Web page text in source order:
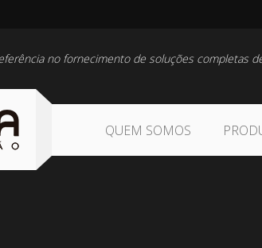
no fornecimento de soluções completas
QUEM SOMOS